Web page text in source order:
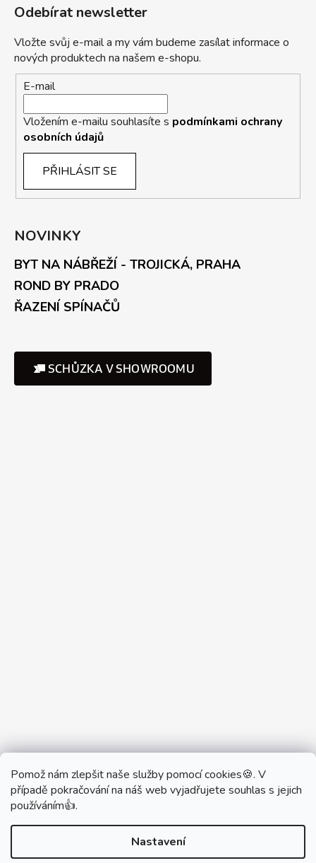
Pomož nám zlepšit naše služby pomocí cookies🍪. V
případě pokračování na náš web vyjadřujete souhlas s jejich
používáním👍.
Nastavení
Odebírat newsletter
Vložte svůj e-mail a my vám budeme zasílat informace o
nových produktech na našem e-shopu.
E-mail
Vložením e-mailu souhlasíte s podmínkami ochrany
osobních údajů
PŘIHLÁSIT SE
NOVINKY
BYT NA NÁBŘEŽÍ - TROJICKÁ, PRAHA
ROND BY PRADO
ŘAZENÍ SPÍNAČŮ
SCHŮZKA V SHOWROOMU
Partner Showroom MONOBRAND
Partner Eshop Monobrand.online